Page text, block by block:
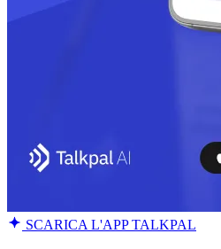
SCARICA L'APP TALKPAL